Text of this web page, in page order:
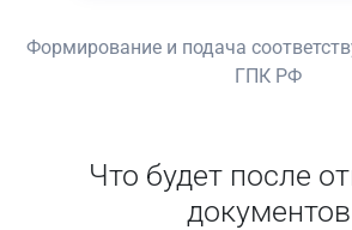
Формирование и подача
ГПК РФ
Что будет после
документов